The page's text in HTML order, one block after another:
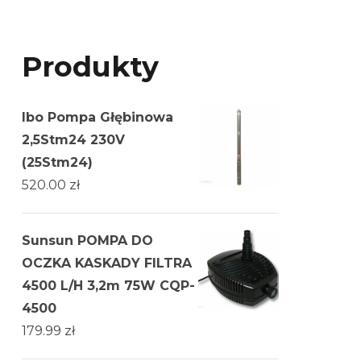
Produkty
Ibo Pompa Głębinowa
2,5Stm24 230V
(25Stm24)
520.00 zł
Sunsun POMPA DO
OCZKA KASKADY FILTRA
4500 L/H 3,2m 75W CQP-
4500
179.99 zł